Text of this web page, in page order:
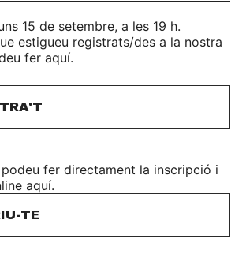
15 de setembre, a les 19 h.
estigueu registrats/des a la nostra
fer aquí.
fer directament la inscripció i
aquí.
TE